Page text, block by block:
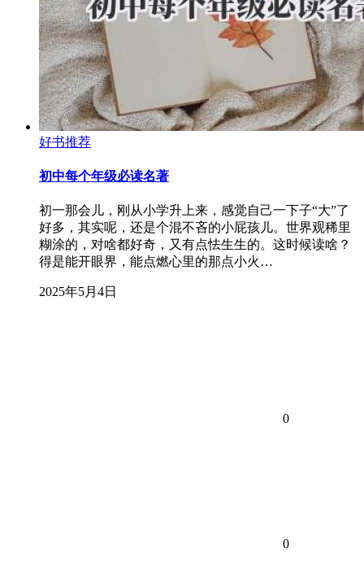
好书推荐
初中每个年级必读名著
初一那会儿，刚从小学升上来，感觉自己一下子“大”了
好多，其实呢，还是个混不吝的小屁孩儿。世界观稀里
糊涂的，对啥都好奇，又有点怯生生的。这时候读啥？
得是能开眼界，能点燃心里的那点小火…
2025年5月4日
0
0